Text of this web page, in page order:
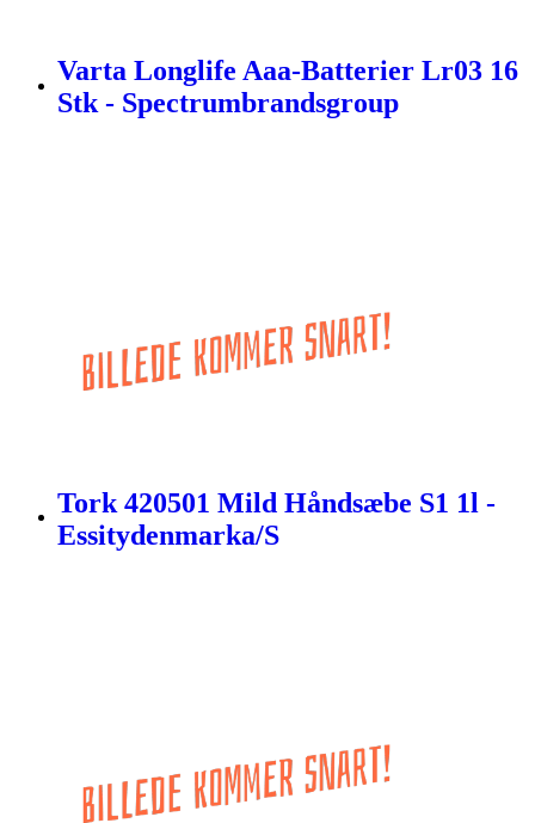
Varta Longlife Aaa-Batterier Lr03 16
Stk - Spectrumbrandsgroup
Tork 420501 Mild Håndsæbe S1 1l -
Essitydenmarka/S